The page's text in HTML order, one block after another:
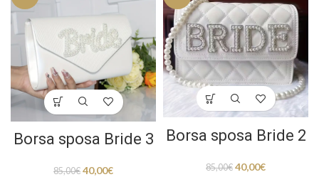
Borsa sposa Bride 3
85,00€ 40,00€
Borsa sposa Bride 2
85,00€ 40,00€